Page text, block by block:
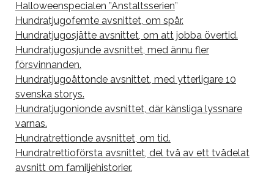
Halloweenspecialen ”Anstaltsserien”
Hundratjugofemte avsnittet, om spår.
Hundratjugosjätte avsnittet, om att jobba övertid.
Hundratjugosjunde avsnittet, med ännu fler
försvinnanden.
Hundratjugoåttonde avsnittet, med ytterligare 10
svenska storys.
Hundratjugonionde avsnittet, där känsliga lyssnare
varnas.
Hundratrettionde avsnittet, om tid.
Hundratrettioförsta avsnittet, del två av ett tvådelat
avsnitt om familjehistorier.